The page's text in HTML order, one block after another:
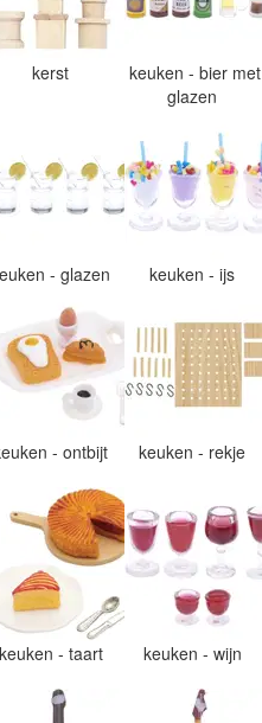
kerst
keuken - bier met
glazen
- glazen keuken - ijs
- ontbijt keuken - rekje
- taart keuken - wijn